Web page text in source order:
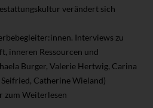
verändert sich
Interviews zu
inneren Ressourcen und
Burger, Valerie Hertwig, Carina
Catherine Wieland)
zum Weiterlesen